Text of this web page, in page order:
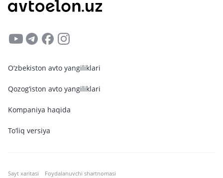
O‘zbekiston avto yangiliklari
Qozog‘iston avto yangiliklari
Kompaniya haqida
To‘liq versiya
Sayt xaritasi Foydalanuvchi shartnomasi